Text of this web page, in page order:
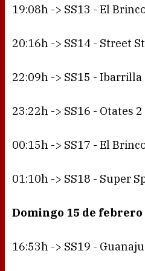
19:08h -> SS13 - El
20:16h -> SS14 - Street
22:09h -> SS15 - Ibarrilla
23:22h -> SS16 - Otates
00:15h -> SS17 - El
01:10h -> SS18 - Super
Domingo 15 de febrero
16:53h -> SS19 -